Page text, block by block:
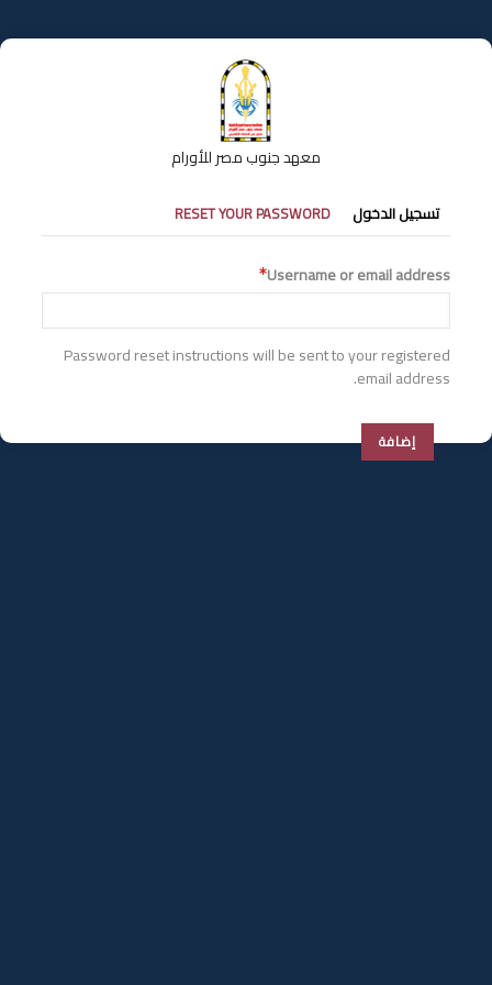
إلى
المحتوى
معهد جنوب مصر للأورام
التبويبات
الأساسية
تسجيل الدخول RESET YOUR PASSWORD
Username or email address
Password reset instructions will be sent to your registered
email address.